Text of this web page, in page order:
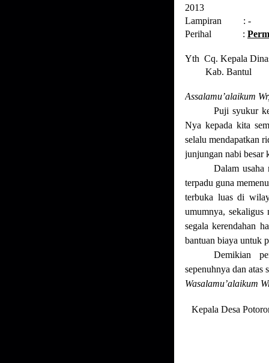
2013
Lampiran : -
Perihal :
Yth Cq. Kepala
Kab. Bantul
Assalamu’alaikum
Puji syukur
Nya kepada kita
selalu mendapatkan
junjungan nabi besar
Dalam usaha
terpadu guna
terbuka luas di
umumnya, sekaligus
segala kerendahan
bantuan biaya untuk
Demikian
sepenuhnya dan atas
Wasalamu’alaikum
Kepala Desa